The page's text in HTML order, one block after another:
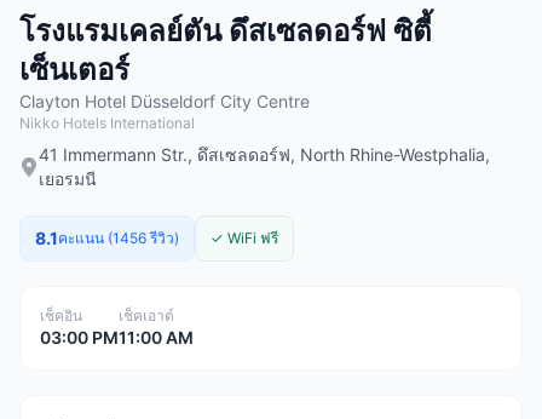
โรงแรมเคลย์ตัน ดึสเซลดอร์ฟ ซิตี้
เซ็นเตอร์
Clayton Hotel Düsseldorf City Centre
Nikko Hotels International
41 Immermann Str., ดึสเซลดอร์ฟ, North Rhine-Westphalia,
เยอรมนี
8.1คะแนน (1456 รีวิว) ✓ WiFi ฟรี
เช็คอิน
03:00 PM
เช็คเอาต์
11:00 AM